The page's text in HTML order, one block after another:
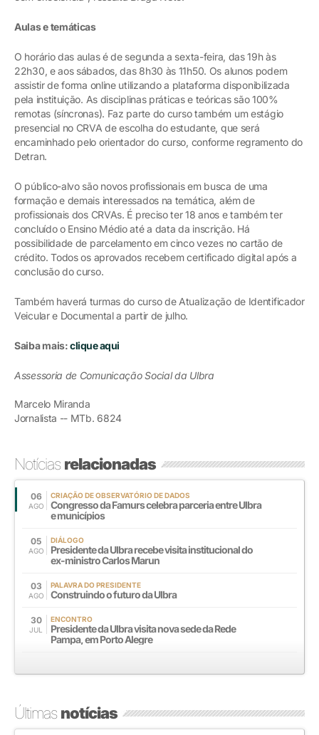
Aulas e temáticas
O horário das aulas é de segunda a sexta-feira, das 19h às
22h30, e aos sábados, das 8h30 às 11h50. Os alunos podem
assistir de forma online utilizando a plataforma disponibilizada
pela instituição. As disciplinas práticas e teóricas são 100%
remotas (síncronas). Faz parte do curso também um estágio
presencial no CRVA de escolha do estudante, que será
encaminhado pelo orientador do curso, conforme regramento do
Detran.
O público-alvo são novos profissionais em busca de uma
formação e demais interessados na temática, além de
profissionais dos CRVAs. É preciso ter 18 anos e também ter
concluído o Ensino Médio até a data da inscrição. Há
possibilidade de parcelamento em cinco vezes no cartão de
crédito. Todos os aprovados recebem certificado digital após a
conclusão do curso.
Também haverá turmas do curso de Atualização de Identificador
Veicular e Documental a partir de julho.
Saiba mais:clique aqui
Assessoria de Comunicação Social da Ulbra
Marcelo Miranda
Jornalista -- MTb. 6824
Notíciasrelacionadas
06
AGO
CRIAÇÃO DE OBSERVATÓRIO DE DADOS
Congresso da Famurs celebra parceria entre Ulbra
e municípios
05
AGO
DIÁLOGO
Presidente da Ulbra recebe visita institucional do
ex-ministro Carlos Marun
03
AGO
PALAVRA DO PRESIDENTE
Construindo o futuro da Ulbra
30
JUL
ENCONTRO
Presidente da Ulbra visita nova sede da Rede
Pampa, em Porto Alegre
Últimasnotícias